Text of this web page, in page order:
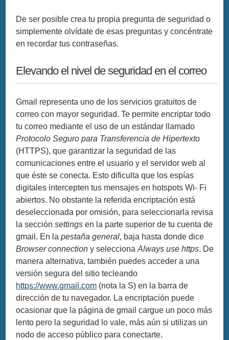
De ser posible crea tu propia pregunta de seguridad o
simplemente olvídate de esas preguntas y concéntrate
en recordar tus contraseñas.
Elevando el nivel de seguridad en el correo
Gmail representa uno de los servicios gratuitos de
correo con mayor seguridad. Te permite encriptar todo
tu correo mediante el uso de un estándar llamado
Protocolo Seguro para Transferencia de Hipertexto
(HTTPS), que garantizar la seguridad de las
comunicaciones entre el usuario y el servidor web al
que éste se conecta. Esto dificulta que los espías
digitales intercepten tus mensajes en hotspots Wi- Fi
abiertos. No obstante la referida encriptación está
deseleccionada por omisión, para seleccionarla revisa
la secciónsettings en la parte superior de tu cuenta de
gmail. En lapestaña general, baja hasta donde dice
Browser connection y seleccionaAlways use https. De
manera alternativa, también puedes acceder a una
versión segura del sitio tecleando
https://www.gmail.com (nota la S) en la barra de
dirección de tu navegador. La encriptación puede
ocasionar que la página de gmail cargue un poco más
lento pero la seguridad lo vale, más aún si utilizas un
nodo de acceso público para conectarte.